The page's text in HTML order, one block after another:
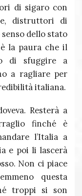
di sigaro con
distruttori di
dello stato
la paura che il
di sfuggire a
a ragliare per
italiana.
Resterà a
finché è
l’Italia a
e poi li lascerà
Non ci piace
questa
troppi si son